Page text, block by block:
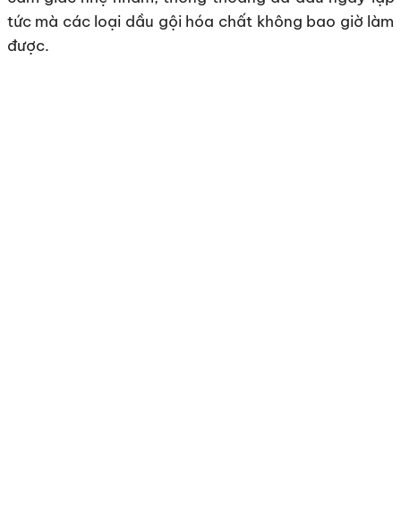
tức mà các loại dầu gội hóa chất không bao giờ làm
được.